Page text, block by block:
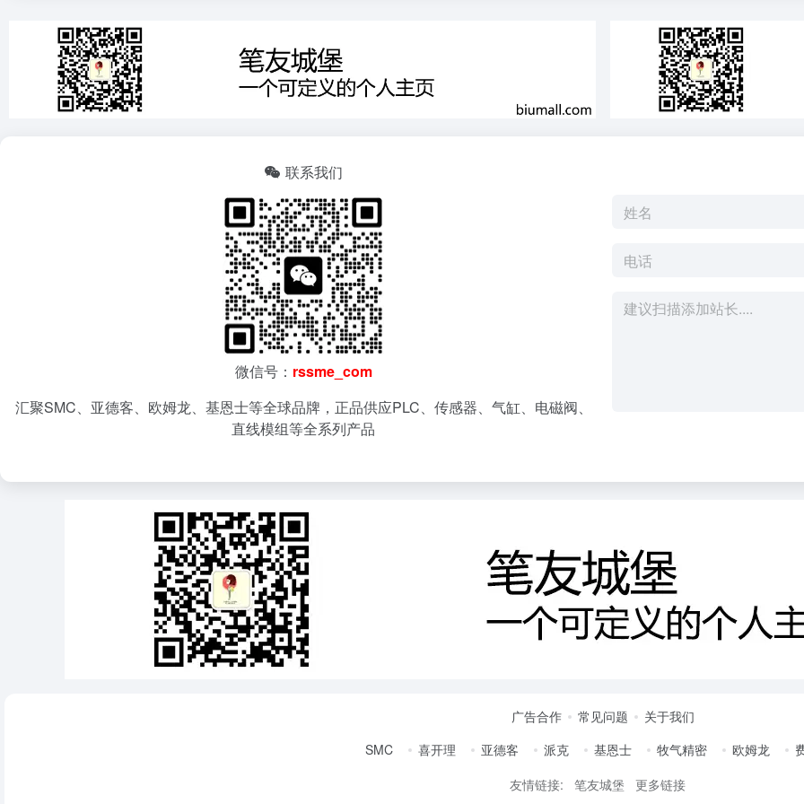
联系我们
微信号： rssme_com
汇聚SMC、亚德客、欧姆龙、基恩士等全球品牌，正品供应PLC、传感器、气缸、电磁阀、
直线模组等全系列产品
广告合作 常见问题
关于我们
SMC
喜开理 亚德客 派克 基恩士 牧气精密 欧姆龙
友情链接:
笔友城堡 更多链接